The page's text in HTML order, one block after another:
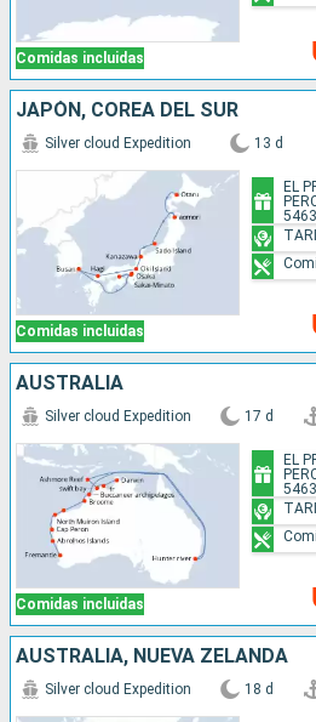
Comidas incluidas
JAPÓN, COREA DEL SUR
Comidas incluidas
Silver cloud Expedition 13 d
EL
5463
AUSTRALIA
Comidas incluidas
Silver cloud Expedition 17 d
EL
5463
AUSTRALIA, NUEVA ZELANDA
Silver cloud Expedition 18 d